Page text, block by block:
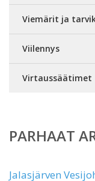
Viemärit ja
Viilennys
Virtaussäätimet
PARHAAT
Jalasjärven